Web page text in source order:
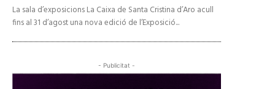
La sala d’exposicions La Caixa de Santa Cristina d’Aro acull
fins al 31 d’agost una nova edició de l’Exposició...
- Publicitat -